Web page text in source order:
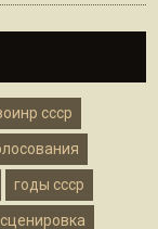
ссср
годы ссср